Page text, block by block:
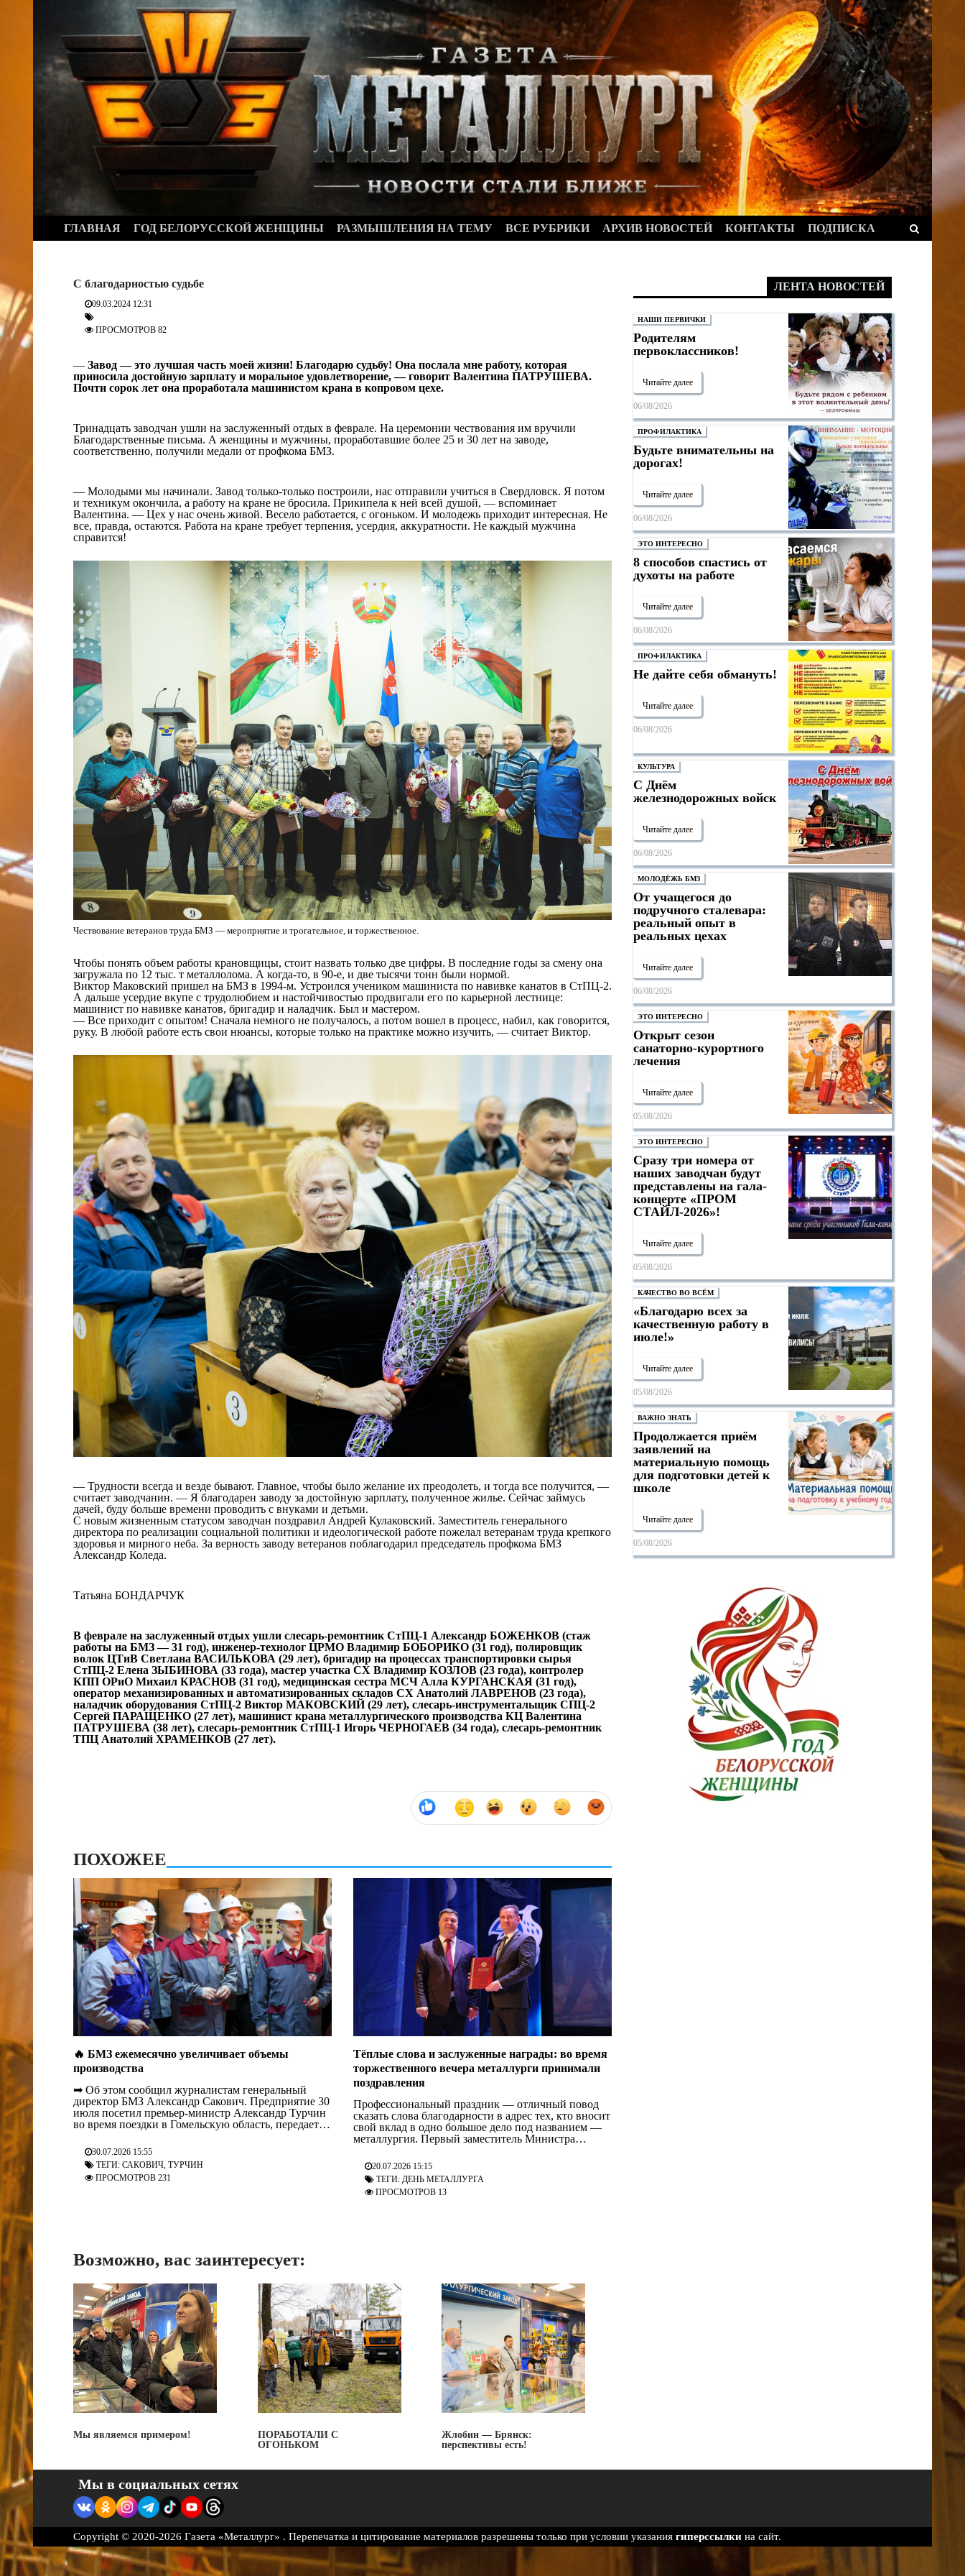
ГЛАВНАЯ ГОД БЕЛОРУССКОЙ ЖЕНЩИНЫ РАЗМЫШЛЕНИЯ НА ТЕМУ ВСЕ РУБРИКИ АРХИВ НОВОСТЕЙ КОНТАКТЫ ПОДПИСКА
С благодарностью судьбе
09.03.2024 12:31
ПРОСМОТРОВ 82
— Завод — это лучшая часть моей жизни! Благодарю судьбу! Она послала мне работу, которая
приносила достойную зарплату и моральное удовлетворение, — говорит Валентина ПАТРУШЕВА.
Почти сорок лет она проработала машинистом крана в копровом цехе.
Тринадцать заводчан ушли на заслуженный отдых в феврале. На церемонии чествования им вручили
Благодарственные письма. А женщины и мужчины, проработавшие более 25 и 30 лет на заводе,
соответственно, получили медали от профкома БМЗ.
— Молодыми мы начинали. Завод только-только построили, нас отправили учиться в Свердловск. Я потом
и техникум окончила, а работу на кране не бросила. Прикипела к ней всей душой, — вспоминает
Валентина. — Цех у нас очень живой. Весело работается, с огоньком. И молодежь приходит интересная. Не
все, правда, остаются. Работа на кране требует терпения, усердия, аккуратности. Не каждый мужчина
справится!
Чествование ветеранов труда БМЗ — мероприятие и трогательное, и торжественное.
Чтобы понять объем работы крановщицы, стоит назвать только две цифры. В последние годы за смену она
загружала по 12 тыс. т металлолома. А когда-то, в 90-е, и две тысячи тонн были нормой.
Виктор Маковский пришел на БМЗ в 1994-м. Устроился учеником машиниста по навивке канатов в СтПЦ-2.
А дальше усердие вкупе с трудолюбием и настойчивостью продвигали его по карьерной лестнице:
машинист по навивке канатов, бригадир и наладчик. Был и мастером.
— Все приходит с опытом! Сначала немного не получалось, а потом вошел в процесс, набил, как говорится,
руку. В любой работе есть свои нюансы, которые только на практике можно изучить, — считает Виктор.
— Трудности всегда и везде бывают. Главное, чтобы было желание их преодолеть, и тогда все получится, —
считает заводчанин. — Я благодарен заводу за достойную зарплату, полученное жилье. Сейчас займусь
дачей, буду больше времени проводить с внуками и детьми.
С новым жизненным статусом заводчан поздравил Андрей Кулаковский. Заместитель генерального
директора по реализации социальной политики и идеологической работе пожелал ветеранам труда крепкого
здоровья и мирного неба. За верность заводу ветеранов поблагодарил председатель профкома БМЗ
Александр Коледа.
Татьяна БОНДАРЧУК
В феврале на заслуженный отдых ушли слесарь-ремонтник СтПЦ-1 Александр БОЖЕНКОВ (стаж
работы на БМЗ — 31 год), инженер-технолог ЦРМО Владимир БОБОРИКО (31 год), полировщик
волок ЦТиВ Светлана ВАСИЛЬКОВА (29 лет), бригадир на процессах транспортировки сырья
СтПЦ-2 Елена ЗЫБИНОВА (33 года), мастер участка СХ Владимир КОЗЛОВ (23 года), контролер
КПП ОРиО Михаил КРАСНОВ (31 год), медицинская сестра МСЧ Алла КУРГАНСКАЯ (31 год),
оператор механизированных и автоматизированных складов СХ Анатолий ЛАВРЕНОВ (23 года),
наладчик оборудования СтПЦ-2 Виктор МАКОВСКИЙ (29 лет), слесарь-инструментальщик СПЦ-2
Сергей ПАРАЩЕНКО (27 лет), машинист крана металлургического производства КЦ Валентина
ПАТРУШЕВА (38 лет), слесарь-ремонтник СтПЦ-1 Игорь ЧЕРНОГАЕВ (34 года), слесарь-ремонтник
ТПЦ Анатолий ХРАМЕНКОВ (27 лет).
ПОХОЖЕЕ
🔥 БМЗ ежемесячно увеличивает объемы
производства
➡ Об этом сообщил журналистам генеральный
директор БМЗ Александр Сакович. Предприятие 30
июля посетил премьер-министр Александр Турчин
во время поездки в Гомельскую область, передает
с производством, анализ текущей ситуации и
обсуждение проблемных вопросов. Как отметил
Александр Сакович, производство работает при
сложной конъюнктуре рынка с высоким уровнем
30.07.2026 15:55
ТЕГИ: САКОВИЧ ТУРЧИН
ПРОСМОТРОВ 231
Тёплые слова и заслуженные награды: во время
торжественного вечера металлурги принимали
поздравления
Профессиональный праздник — отличный повод
сказать слова благодарности в адрес тех, кто вносит
свой вклад в одно большое дело под названием —
металлургия. Первый заместитель Министра
торжественной церемонии награждения
работников БМЗ зачитал поздравительные адреса от
имени Президента Беларуси Александра
Лукашенко, Председателя Совета Республики
20.07.2026 15:15
ТЕГИ: ДЕНЬ МЕТАЛЛУРГА
ПРОСМОТРОВ 13
Возможно, вас заинтересует:
Мы являемся примером!
ПОРАБОТАЛИ С
ОГОНЬКОМ
Жлобин — Брянск:
перспективы есть!
ЛЕНТА НОВОСТЕЙ
НАШИ ПЕРВИЧКИ
Родителям
первоклассников!
Читайте далее
06/08/2026
ПРОФИЛАКТИКА
Будьте внимательны на
дорогах!
Читайте далее
06/08/2026
ЭТО ИНТЕРЕСНО
8 способов спастись от
духоты на работе
Читайте далее
06/08/2026
ПРОФИЛАКТИКА
Не дайте себя обмануть!
Читайте далее
06/08/2026
КУЛЬТУРА
С Днём
железнодорожных войск
Читайте далее
06/08/2026
МОЛОДЁЖЬ БМЗ
От учащегося до
подручного сталевара:
реальный опыт в
реальных цехах
Читайте далее
06/08/2026
ЭТО ИНТЕРЕСНО
Открыт сезон
санаторно-курортного
лечения
Читайте далее
05/08/2026
ЭТО ИНТЕРЕСНО
Сразу три номера от
наших заводчан будут
представлены на гала-
концерте «ПРОМ
СТАЙЛ-2026»!
Читайте далее
05/08/2026
КАЧЕСТВО ВО ВСЁМ
«Благодарю всех за
качественную работу в
июле!»
Читайте далее
05/08/2026
ВАЖНО ЗНАТЬ
Продолжается приём
заявлений на
материальную помощь
для подготовки детей к
школе
Читайте далее
05/08/2026
Мы в социальных сетях
Copyright © 2020-2026 Газета «Металлург» . Перепечатка и цитирование материалов разрешены только при условии указания гиперссылки на сайт.